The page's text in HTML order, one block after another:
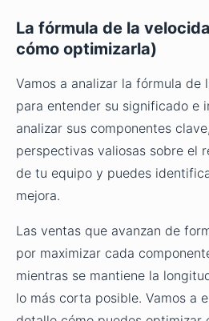
La fórmula de la
cómo optimizarla)
Vamos a analizar la fórmula de
para entender su significado e
analizar sus componentes
perspectivas valiosas sobre el
de tu equipo y puedes
mejora.
Las ventas que avanzan de
por maximizar cada
mientras se mantiene la
lo más corta posible. Vamos a